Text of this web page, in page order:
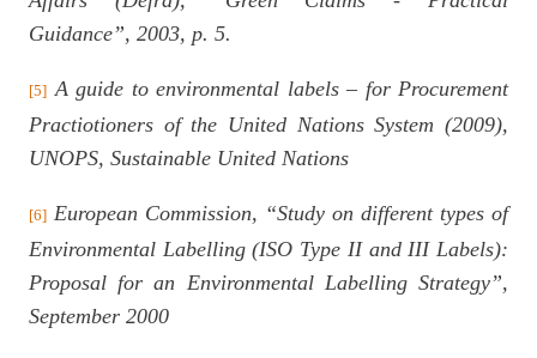
Guidance”, 2003, p. 5.
[5] A guide to environmental labels – for Procurement
Practiotioners of the United Nations System (2009),
UNOPS, Sustainable United Nations
[6] European Commission, “Study on different types of
Environmental Labelling (ISO Type II and III Labels):
Proposal for an Environmental Labelling Strategy”,
September 2000